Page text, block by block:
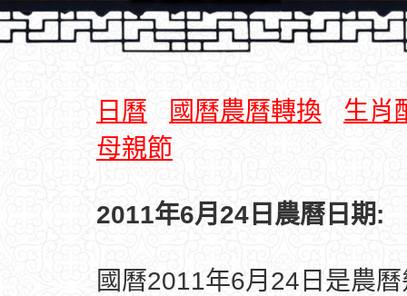
日曆 國曆農曆轉換
生肖
母親節
2011年6月24日農曆日期:
國曆2011年6月24日是農